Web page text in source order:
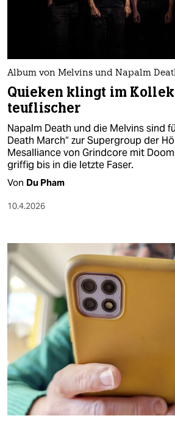
wahrheit
verlag
verlag
veranstaltungen
shop
fragen & hilfe
unterstützen
genossenschaft
epaper login
Album von Melvins und Napalm
Quieken klingt im
teuflischer
Napalm Death und die Melvins sind
Death March“ zur Supergroup der
Mesalliance von Grindcore mit
griffig bis in die letzte Faser.
Von Du Pham
10.4.2026